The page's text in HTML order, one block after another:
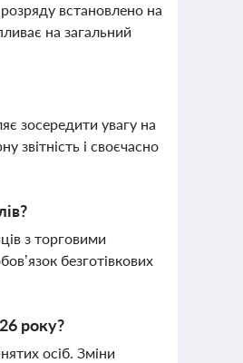
встановлено на
на загальний
зосередити увагу на
звітність і своєчасно
з торговими
безготівкових
року?
осіб. Зміни